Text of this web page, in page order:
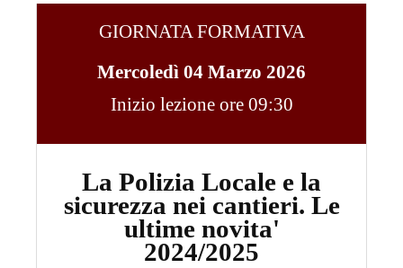
GIORNATA FORMATIVA
Mercoledì 04 Marzo 2026
Inizio lezione ore 09:30
La Polizia Locale e la
sicurezza nei cantieri. Le
ultime novita'
2024/2025